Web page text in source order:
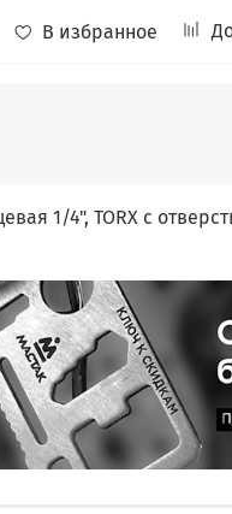
В избранное
1/4", TORX с